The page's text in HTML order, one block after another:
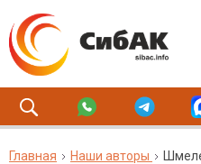
Главная Наши авторы